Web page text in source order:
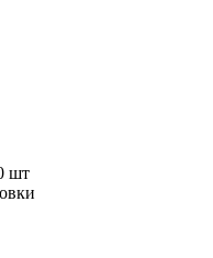
шт